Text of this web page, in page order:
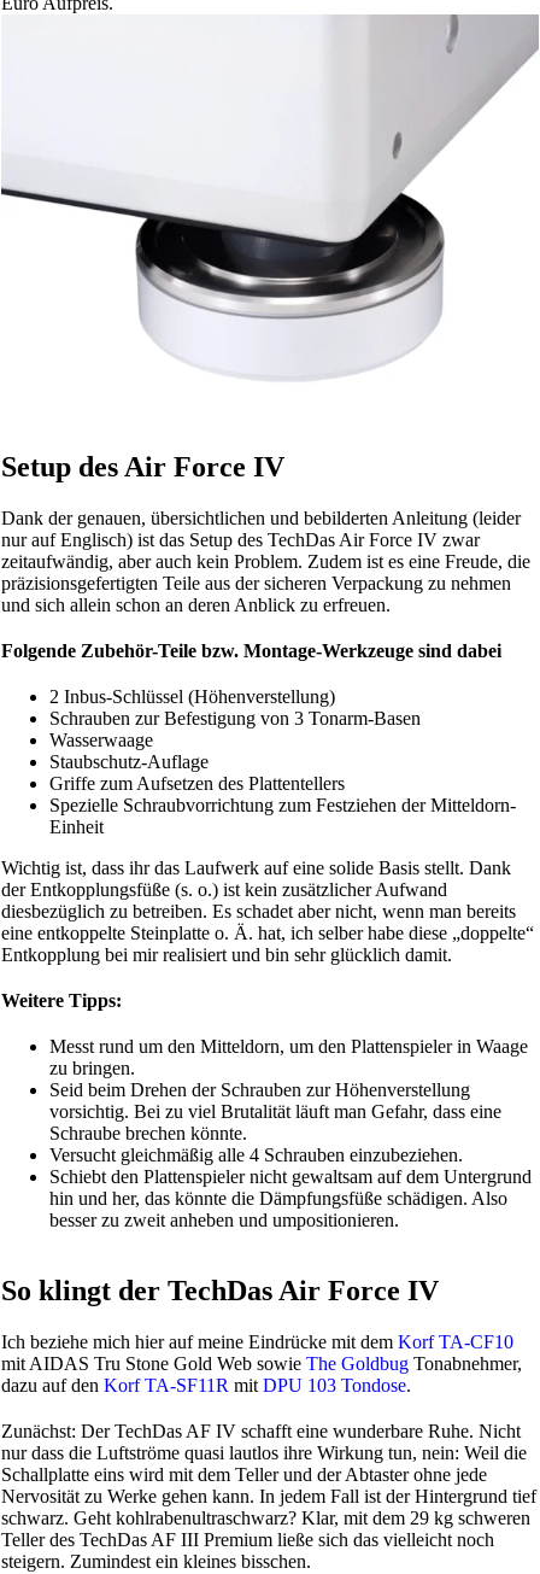
Setup des Air Force IV
Dank der genauen, übersichtlichen und bebilderten Anleitung (leider
nur auf Englisch) ist das Setup des TechDas Air Force IV zwar
zeitaufwändig, aber auch kein Problem. Zudem ist es eine Freude, die
präzisionsgefertigten Teile aus der sicheren Verpackung zu nehmen
und sich allein schon an deren Anblick zu erfreuen.
Folgende Zubehör-Teile bzw. Montage-Werkzeuge sind dabei
2 Inbus-Schlüssel (Höhenverstellung)
Schrauben zur Befestigung von 3 Tonarm-Basen
Wasserwaage
Staubschutz-Auflage
Griffe zum Aufsetzen des Plattentellers
Spezielle Schraubvorrichtung zum Festziehen der Mitteldorn-
Einheit
Wichtig ist, dass ihr das Laufwerk auf eine solide Basis stellt. Dank
der Entkopplungsfüße (s. o.) ist kein zusätzlicher Aufwand
diesbezüglich zu betreiben. Es schadet aber nicht, wenn man bereits
eine entkoppelte Steinplatte o. Ä. hat, ich selber habe diese „doppelte“
Entkopplung bei mir realisiert und bin sehr glücklich damit.
Weitere Tipps:
Messt rund um den Mitteldorn, um den Plattenspieler in Waage
zu bringen.
Seid beim Drehen der Schrauben zur Höhenverstellung
vorsichtig. Bei zu viel Brutalität läuft man Gefahr, dass eine
Schraube brechen könnte.
Versucht gleichmäßig alle 4 Schrauben einzubeziehen.
Schiebt den Plattenspieler nicht gewaltsam auf dem Untergrund
hin und her, das könnte die Dämpfungsfüße schädigen. Also
besser zu zweit anheben und umpositionieren.
So klingt der TechDas Air Force IV
Ich beziehe mich hier auf meine Eindrücke mit demKorf TA-CF10
mit AIDAS Tru Stone Gold Web sowieThe Goldbug Tonabnehmer,
dazu auf denKorf TA-SF11R mitDPU 103 Tondose.
Zunächst: Der TechDas AF IV schafft eine wunderbare Ruhe. Nicht
nur dass die Luftströme quasi lautlos ihre Wirkung tun, nein: Weil die
Schallplatte eins wird mit dem Teller und der Abtaster ohne jede
Nervosität zu Werke gehen kann. In jedem Fall ist der Hintergrund tief
schwarz. Geht kohlrabenultraschwarz? Klar, mit dem 29 kg schweren
Teller des TechDas AF III Premium ließe sich das vielleicht noch
steigern. Zumindest ein kleines bisschen.